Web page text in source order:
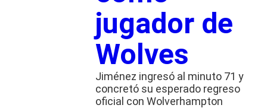
jugador de
Wolves
Jiménez ingresó al minuto 71 y
concretó su esperado regreso
oficial con Wolverhampton